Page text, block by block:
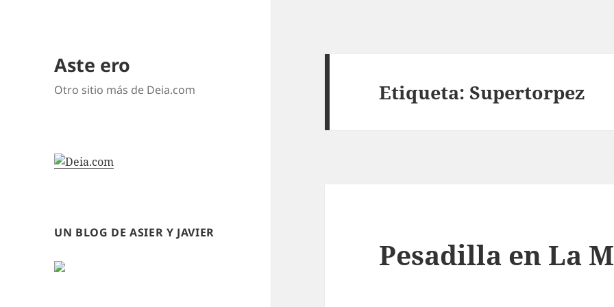
Aste ero
Otro sitio más de Deia.com
UN BLOG DE ASIER Y JAVIER
Etiqueta:Supertorpez
Pesadilla en La